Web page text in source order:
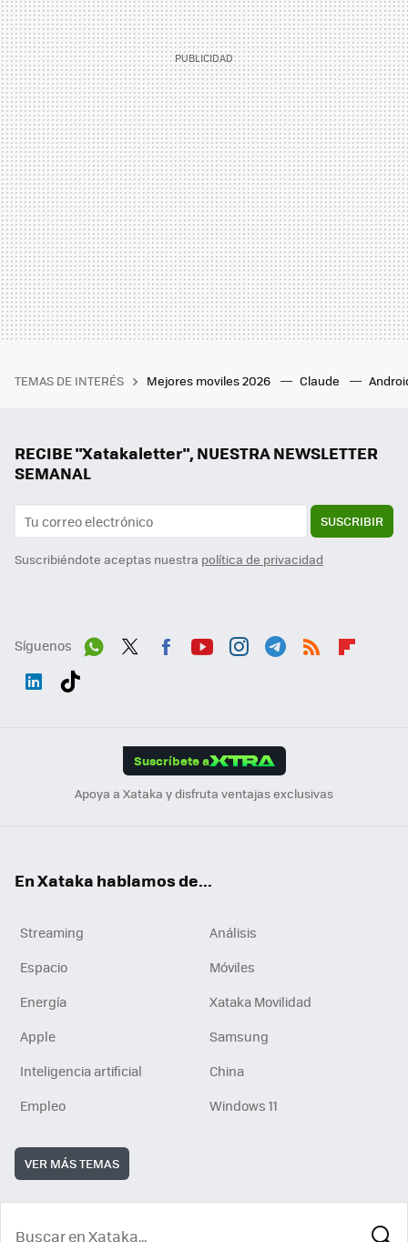
TEMAS DE INTERÉS Mejores moviles 2026 Claude
RECIBE "Xatakaletter", NUESTRA NEWSLETTER
SEMANAL
SUSCRIBIR
Suscribiéndote aceptas nuestra política de privacidad
Síguenos
Suscríbete a
Apoya a Xataka y disfruta ventajas exclusivas
En Xataka hablamos de...
Streaming
Análisis
Espacio
Móviles
Energía
Xataka Movilidad
Apple
Samsung
Inteligencia artificial
China
Empleo
Windows 11
VER MÁS TEMAS